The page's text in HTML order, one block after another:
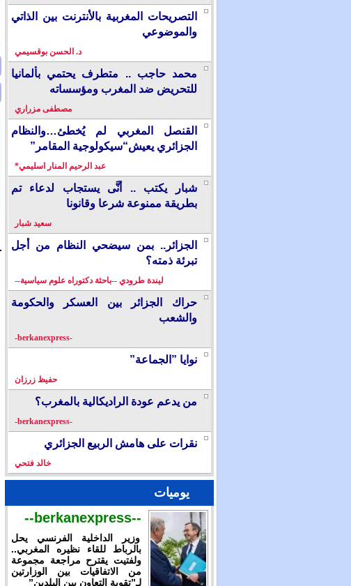
التصريحات المغربية بالأنترنت بين الذاتي
والموضوعي
د. الحسن بوقسيمي
محمد حاجب .. متطرف يحتمي بألمانيا
للتحريض ضد المغرب ومؤسساته
مصطفى مزراري
القنصل المغربي لم يُخطئ…والنظام
الجزائري يعيش“سيكولوجية المقامر”
عبد الرحيم المنار اسليمي*
شبار يكتب .. أنَّى يستجاب لدعاء تم
بطريقة ممنوعة شرعا وقانونا
سعيد شبار
الجزائر.. بمن سيضحي النظام من أجل
تبرئة ذمته؟
ليندة طرودي --باحثة دكتوراه علوم سياسية--
حراك الجزائر بين العسكر والحكومة
والشعب
-berkanexpress-
نوايا ”الجماعة”
حفيظ زرزان
من يدعم عودة الراديكالية بالمغرب؟
-berkanexpress-
نقرات على هامش الربيع الجزائري
خالد فتحي
يوميات
--berkanexpress--
وزير الداخلية الفرنسي يحل
بالرباط للقاء نظيره المغربي..
ولفتيت يقترح مراجعة مجموعة
من الاتفاقيات بين الوزارتين
لـ”تقوية التعاون بين البلدين”